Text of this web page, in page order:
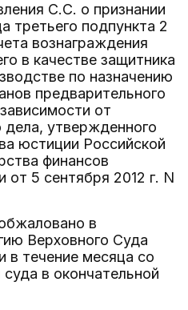
С.С. о признании
третьего подпункта 2
вознаграждения
в качестве защитника
по назначению
предварительного
от
дела, утвержденного
юстиции Российской
финансов
от 5 сентября 2012 г. N
в
Верховного Суда
в течение месяца со
в окончательной